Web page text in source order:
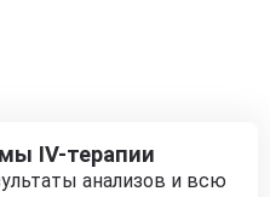
IV-терапии
анализов и всю